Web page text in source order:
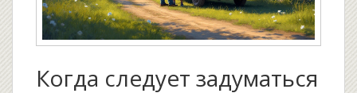
Когда следует задуматься